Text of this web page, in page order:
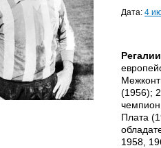
Дата: 4
(1956);
Плата
1958,